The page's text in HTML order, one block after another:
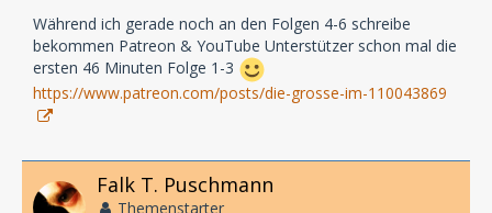
Während ich gerade noch an den Folgen 4-6 schreibe
bekommen Patreon & YouTube Unterstützer schon mal die
ersten 46 Minuten Folge 1-3
https://www.patreon.com/posts/die-grosse-im-110043869
Falk T. Puschmann
Themenstarter